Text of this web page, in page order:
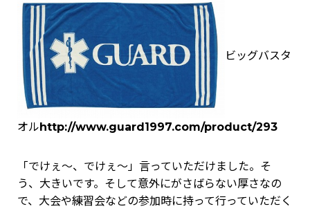
ビッグバスタ
オル http://www.guard1997.com/product/293
「でけぇ～、でけぇ～」言っていただけました。そ
う、大きいです。そして意外にがさばらない厚さなの
で、大会や練習会などの参加時に持って行っていただく